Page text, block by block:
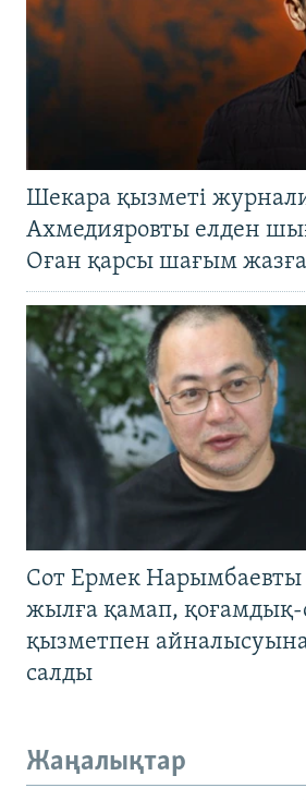
Шекара қызметі
Ахмедияровты елден
Оған қарсы шағым
Сот Ермек
жылға қамап, қоғамдық-
қызметпен
салды
Жаңалықтар